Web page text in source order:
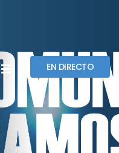
EN DIRECTO